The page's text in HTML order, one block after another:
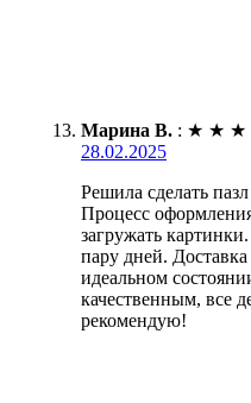
Марина В. : ★ ★ ★
28.02.2025
Решила сделать
Процесс
загружать
пару дней.
идеальном
качественным, все
рекомендую!